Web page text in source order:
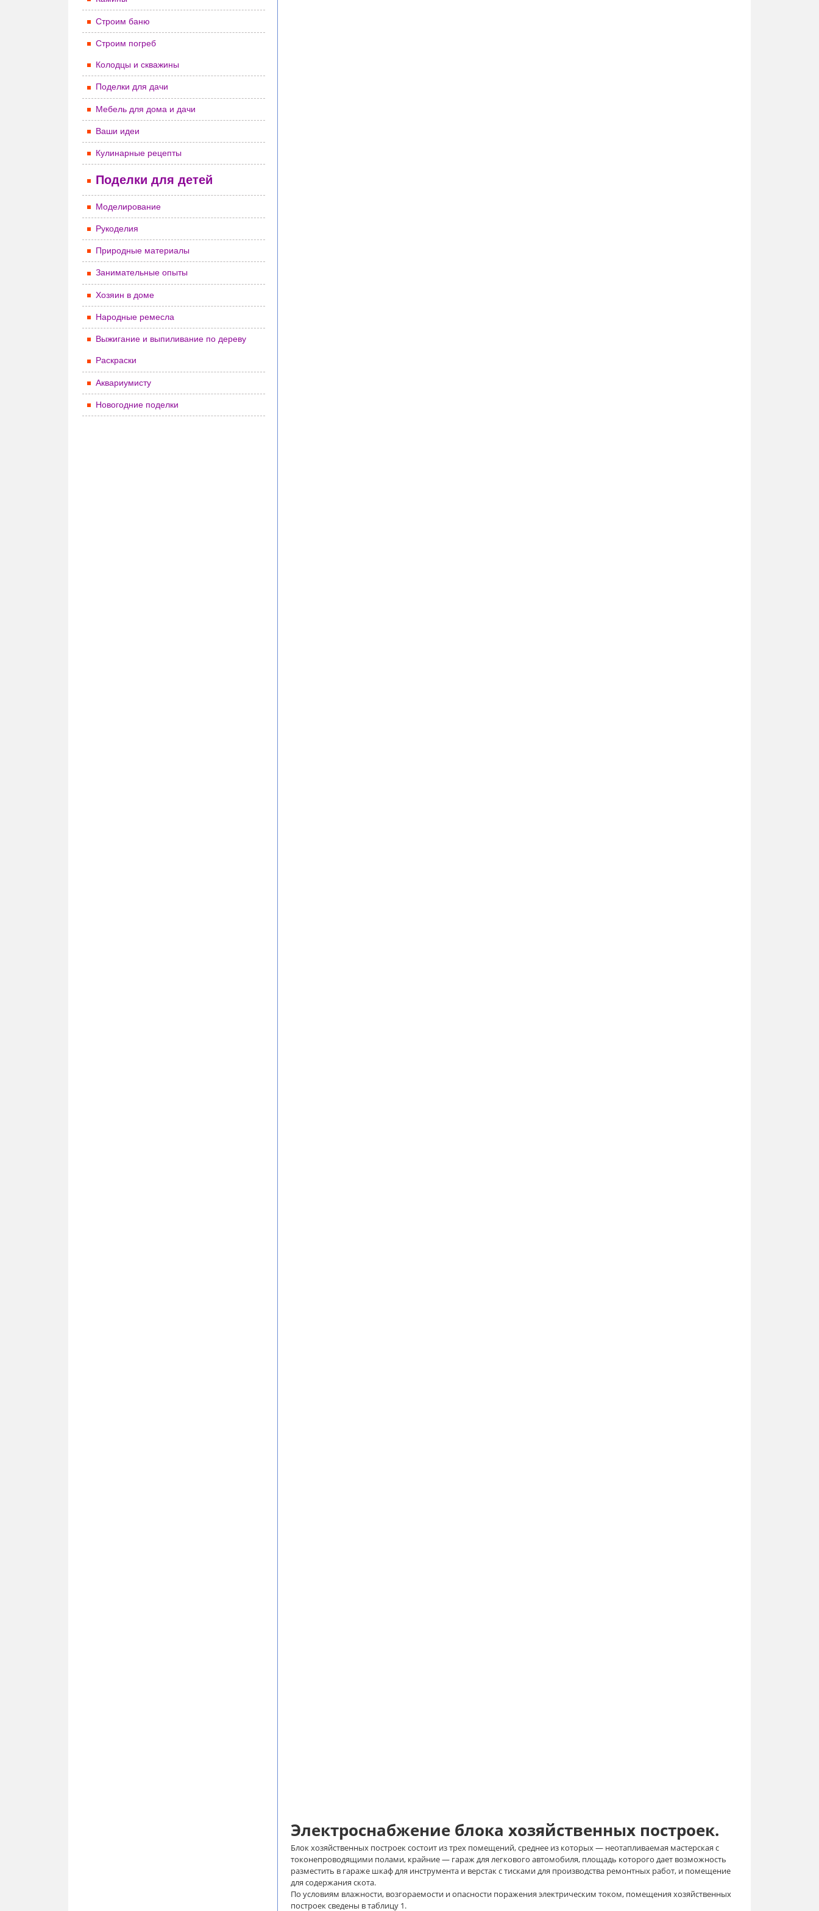
Электроснабжение блока хозяйственных построек.
Блок хозяйственных построек состоит из трех помещений, среднее из которых — неотапливаемая мастерская с
токонепроводящими полами, крайние — гараж для легкового автомобиля, площадь которого дает возможность
разместить в гараже шкаф для инструмента и верстак с тисками для производства ремонтных работ, и помещение
для содержания скота.
По условиям влажности, возгораемости и опасности поражения электрическим током, помещения хозяйственных
построек сведены в таблицу 1.
Строим баню
Строим погреб
Колодцы и скважины
Поделки для дачи
Мебель для дома и дачи
Ваши идеи
Кулинарные рецепты
Поделки для детей
Моделирование
Рукоделия
Природные материалы
Занимательные опыты
Хозяин в доме
Народные ремесла
Выжигание и выпиливание по дереву
Раскраски
Аквариумисту
Новогодние поделки